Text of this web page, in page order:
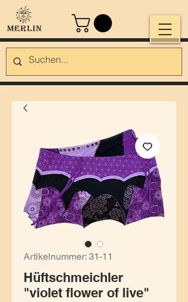
Artikelnummer: 31-11
Hüftschmeichler
"violet flower of live"